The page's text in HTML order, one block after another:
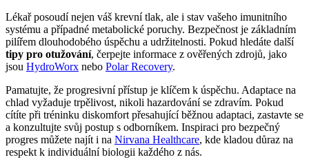
Lékař posoudí nejen váš krevní tlak, ale i stav vašeho imunitního
systému a případné metabolické poruchy. Bezpečnost je základním
pilířem dlouhodobého úspěchu a udržitelnosti. Pokud hledáte další
tipy pro otužování, čerpejte informace z ověřených zdrojů, jako
jsou HydroWorx nebo Polar Recovery.
Pamatujte, že progresivní přístup je klíčem k úspěchu. Adaptace na
chlad vyžaduje trpělivost, nikoli hazardování se zdravím. Pokud
cítíte při tréninku diskomfort přesahující běžnou adaptaci, zastavte se
a konzultujte svůj postup s odborníkem. Inspiraci pro bezpečný
progres můžete najít i na Nirvana Healthcare, kde kladou důraz na
respekt k individuální biologii každého z nás.